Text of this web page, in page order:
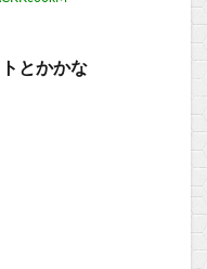
とかかな